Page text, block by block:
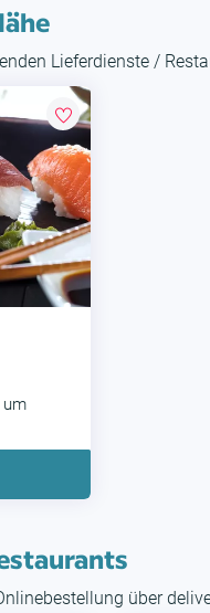
Lieferdienste /
um
über